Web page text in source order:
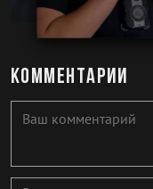
Комментарии